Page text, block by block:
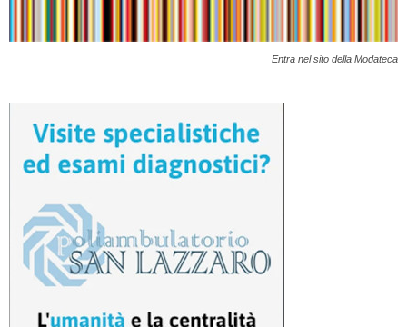
Entra nel sito della Modateca